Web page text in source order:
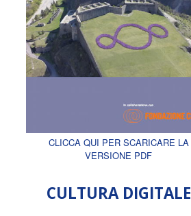
CLICCA QUI PER SCARICARE LA
VERSIONE PDF
CULTURA DIGITALE